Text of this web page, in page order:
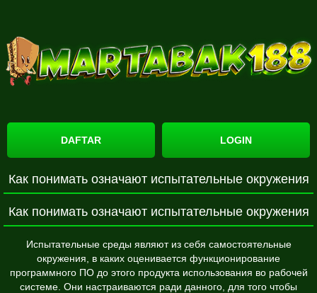
DAFTAR LOGIN
Как понимать означают испытательные окружения
Как понимать означают испытательные окружения
Испытательные среды являют из себя самостоятельные
окружения, в каких оценивается функционирование
программного ПО до этого продукта использования во рабочей
системе. Они настраиваются ради данного, для того чтобы